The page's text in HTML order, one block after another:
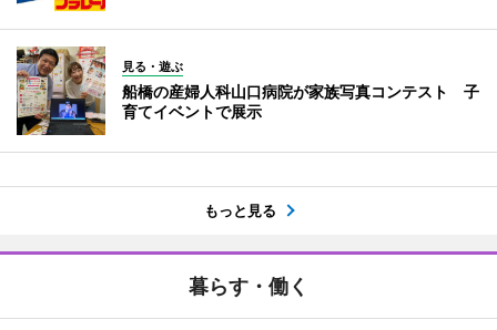
見る・遊ぶ
船橋の産婦人科山口病院が家族写真コンテスト 子
育てイベントで展示
もっと見る
暮らす・働く